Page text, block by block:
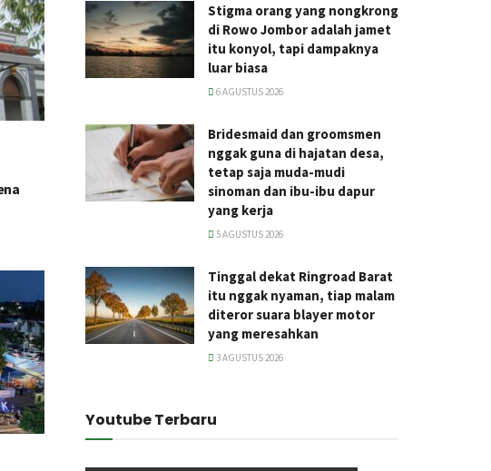
Stigma orang yang nongkrong
di Rowo Jombor adalah jamet
itu konyol, tapi dampaknya
luar biasa
6 AGUSTUS 2026
Bridesmaid dan groomsmen
nggak guna di hajatan desa,
tetap saja muda-mudi
sinoman dan ibu-ibu dapur
yang kerja
5 AGUSTUS 2026
Tinggal dekat Ringroad Barat
itu nggak nyaman, tiap malam
diteror suara blayer motor
yang meresahkan
3 AGUSTUS 2026
Youtube Terbaru